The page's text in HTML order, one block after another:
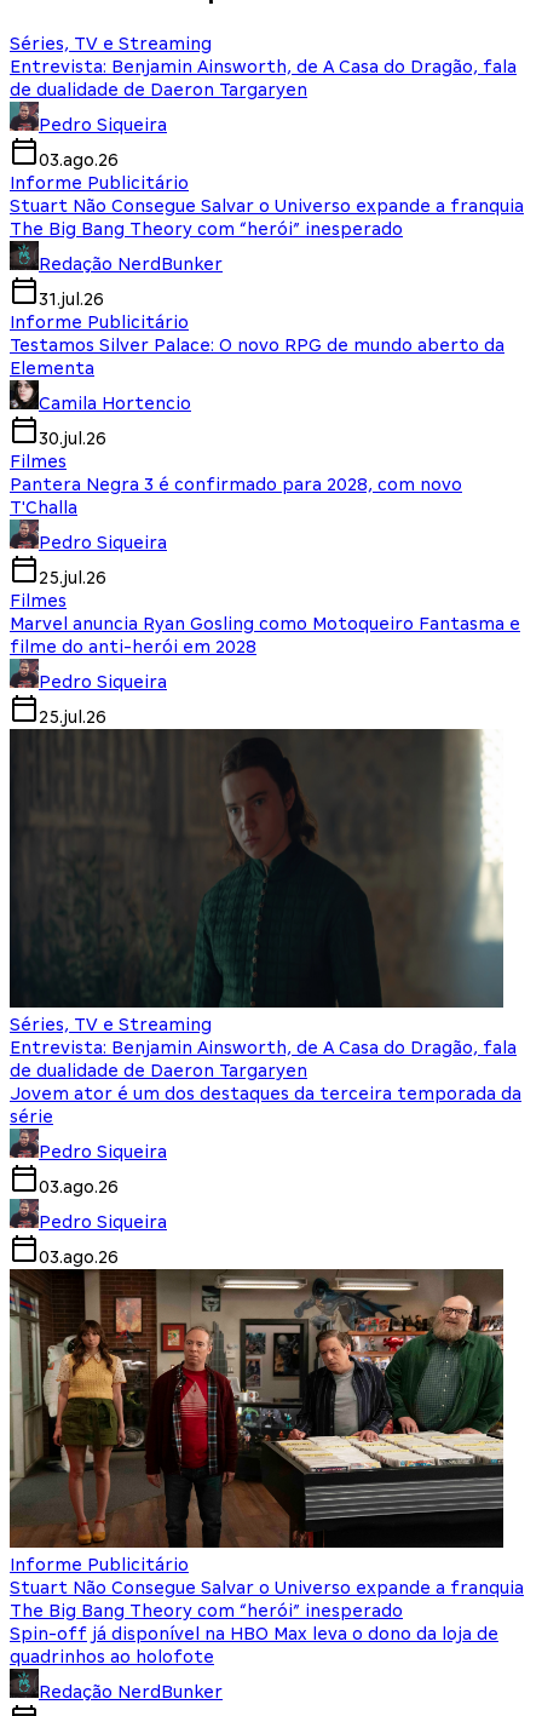
Séries, TV e Streaming
Entrevista: Benjamin Ainsworth, de A Casa do Dragão, fala
de dualidade de Daeron Targaryen
Pedro Siqueira
03.ago.26
Informe Publicitário
Stuart Não Consegue Salvar o Universo expande a franquia
The Big Bang Theory com “herói” inesperado
Redação NerdBunker
31.jul.26
Informe Publicitário
Testamos Silver Palace: O novo RPG de mundo aberto da
Elementa
Camila Hortencio
30.jul.26
Filmes
Pantera Negra 3 é confirmado para 2028, com novo
T'Challa
Pedro Siqueira
25.jul.26
Filmes
Marvel anuncia Ryan Gosling como Motoqueiro Fantasma e
filme do anti-herói em 2028
Pedro Siqueira
25.jul.26
Séries, TV e Streaming
Entrevista: Benjamin Ainsworth, de A Casa do Dragão, fala
de dualidade de Daeron Targaryen
Jovem ator é um dos destaques da terceira temporada da
série
Pedro Siqueira
03.ago.26
Pedro Siqueira
03.ago.26
Informe Publicitário
Stuart Não Consegue Salvar o Universo expande a franquia
The Big Bang Theory com “herói” inesperado
Spin-off já disponível na HBO Max leva o dono da loja de
quadrinhos ao holofote
Redação NerdBunker